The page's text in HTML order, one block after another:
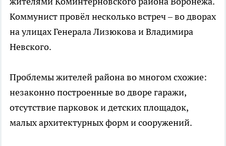
Коммунист провёл несколько встреч – во дворах
на улицах Генерала Лизюкова и Владимира
Невского.
Проблемы жителей района во многом схожие:
незаконно построенные во дворе гаражи,
отсутствие парковок и детских площадок,
малых архитектурных форм и сооружений.